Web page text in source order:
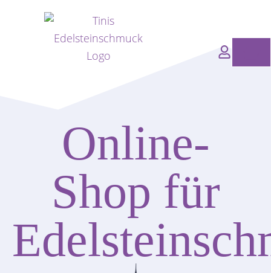
Online-
Shop für